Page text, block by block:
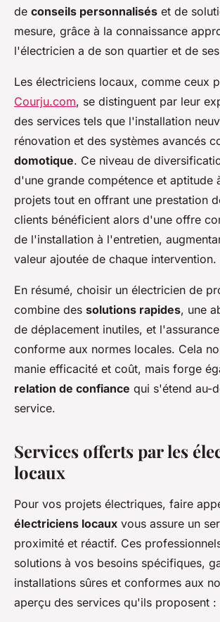
de conseils personnalisés et de
mesure, grâce à la connaissance
l'électricien a de son quartier et de
Les électriciens locaux, comme ceux
Courju.com, se distinguent par leur
des services tels que l'installation
rénovation et des systèmes avancés
domotique. Ce niveau de
d'une grande compétence et aptitude
projets tout en offrant une prestation
clients bénéficient alors d'une offre
de l'installation à l'entretien,
valeur ajoutée de chaque intervention.
En résumé, choisir un électricien de
combine des solutions rapides, une
de déplacement inutiles, et
conforme aux normes locales. Cela
manie efficacité et coût, mais forge
relation de confiance qui s'étend au-
service.
Services offerts par les
locaux
Pour vos projets électriques, faire
électriciens locaux vous assure un
proximité et réactif. Ces
solutions à vos besoins spécifiques,
installations sûres et conformes aux
aperçu des services qu'ils proposent :